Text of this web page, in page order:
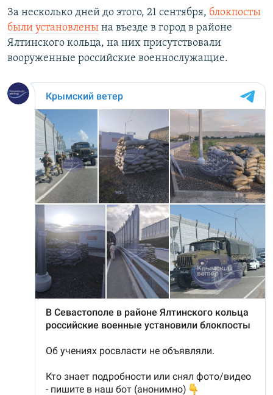
За несколько дней до этого, 21 сентября, блокпосты
были установлены на въезде в город в районе
Ялтинского кольца, на них присутствовали
вооруженные российские военнослужащие.